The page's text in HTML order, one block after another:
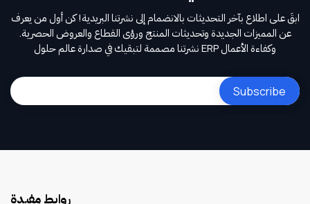
ابقَ على اطلاع بآخر التحديثات بالانضمام إلى نشرتنا البريدية! كن أول من يعرف
عن المميزات الجديدة وتحديثات المنتج ورؤى القطاع والعروض الحصرية.
نشرتنا مصممة لتبقيك في صدارة عالم حلول ERP وكفاءة الأعمال
روابط مفيدة